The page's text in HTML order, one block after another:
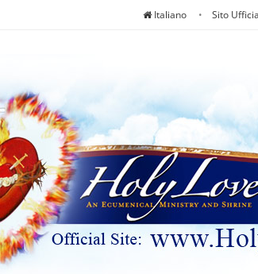
Italiano Sito